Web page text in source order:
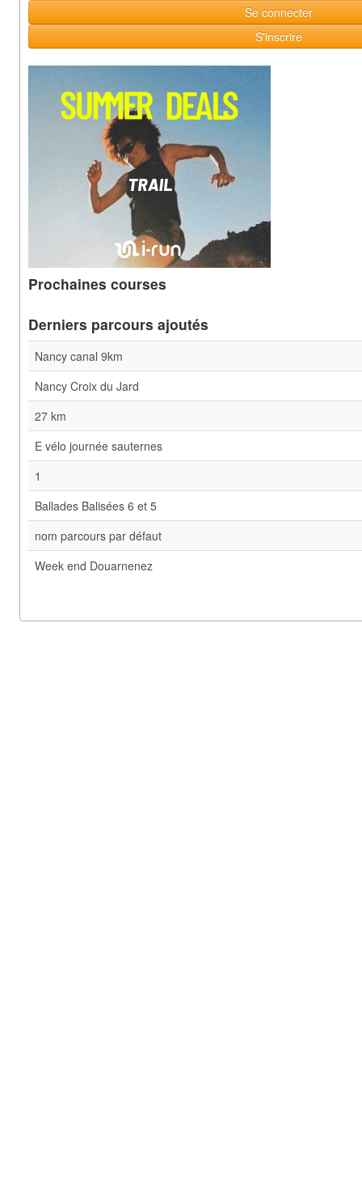
Se connecter
S'inscrire
Prochaines courses
Derniers parcours ajoutés
Nancy canal 9km
Nancy Croix du Jard
27 km
E vélo journée sauternes
1
Ballades Balisées 6 et 5
nom parcours par défaut
Week end Douarnenez